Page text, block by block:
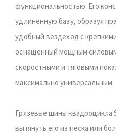
функциональностью. Его
удлиненную базу, образуя
удобный вездеход с
оснащенный мощным
скоростными и тяговыми
максимально универсальным.
Грязевые шины квадроцикла
вытянуть его из песка или